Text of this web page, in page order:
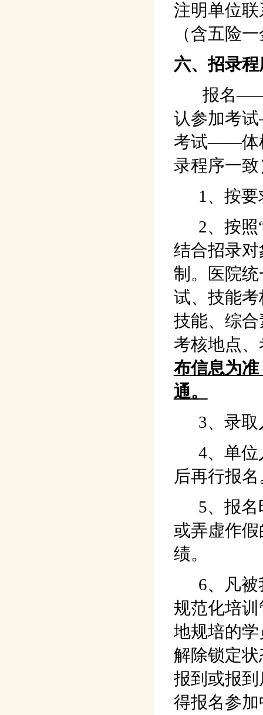
注明单位
（含五险
六、招录程
报名——
认参加考
考试——体
录程序一
1、按要
2、按照“
结合招录
制。医院
试、技能
技能、综
考核地点
布信息为
通。
3、录取
4、单位
后再行报名
5、报名
或弄虚作
绩。
6、凡被
规范化培训
地规培的
解除锁定
报到或报
得报名参